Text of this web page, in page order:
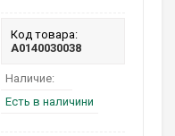
Код товара:
A0140030038
Наличие:
Есть в наличини